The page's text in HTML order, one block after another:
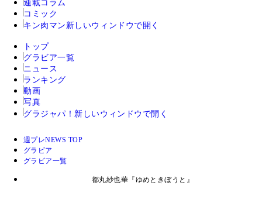
連載コラム
コミック
キン肉マン 新しいウィンドウで開く
トップ
グラビア一覧
ニュース
ランキング
動画
写真
グラジャパ！ 新しいウィンドウで開く
週プレNEWS TOP
グラビア
グラビア一覧
都丸紗也華『ゆめときぼうと』